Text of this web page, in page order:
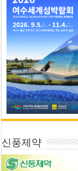
신풍제약